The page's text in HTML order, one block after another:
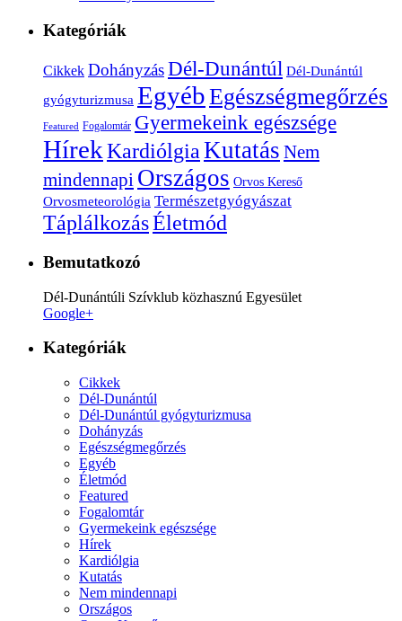
Kategóriák
Cikkek DohányzásDél-Dunántúl Dél-Dunántúl
gyógyturizmusa EgyébEgészségmegőrzés
Featured Fogalomtár Gyermekeink egészsége
HírekKardiólgiaKutatás Nem
mindennapi Országos Orvos Kereső
Orvosmeteorológia Természetgyógyászat
TáplálkozásÉletmód
Bemutatkozó
Dél-Dunántúli Szívklub közhasznú Egyesület
Google+
Kategóriák
Cikkek
Dél-Dunántúl
Dél-Dunántúl gyógyturizmusa
Dohányzás
Egészségmegőrzés
Egyéb
Életmód
Featured
Fogalomtár
Gyermekeink egészsége
Hírek
Kardiólgia
Kutatás
Nem mindennapi
Országos